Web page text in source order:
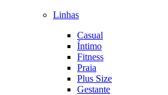
Linhas
Casual
Íntimo
Fitness
Praia
Plus Size
Gestante